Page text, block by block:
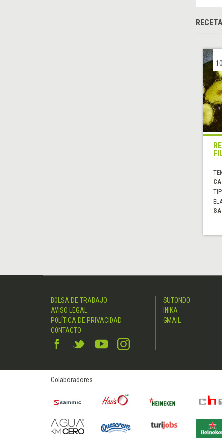
BOLSA DE TRABAJO
AVISO LEGAL
POLÍTICA DE PRIVACIDAD
CONTACTO
SUTONDO
INIKA
GMAIL
Colaboradores